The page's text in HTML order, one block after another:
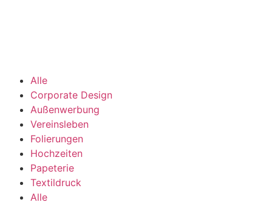
Alle
Corporate Design
Außenwerbung
Vereinsleben
Folierungen
Hochzeiten
Papeterie
Textildruck
Alle